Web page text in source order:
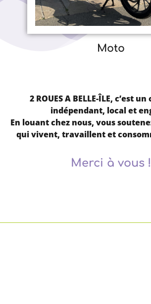
Moto
2 ROUES A BELLE-ÎLE, c’est
indépendant, local et
En louant chez nous, vous
qui vivent, travaillent et
Merci à vous !